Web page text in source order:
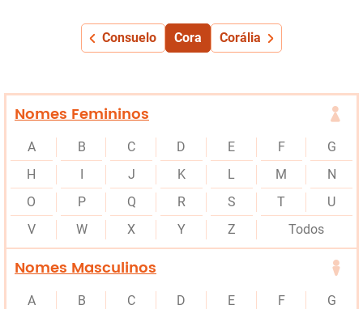
Consuelo Cora Corália
Nomes Femininos
A B C D E F
G
H
I J K L M
N
O
P Q R S T
U
V
W X Y Z Todos
Nomes Masculinos
A B C D E F
G